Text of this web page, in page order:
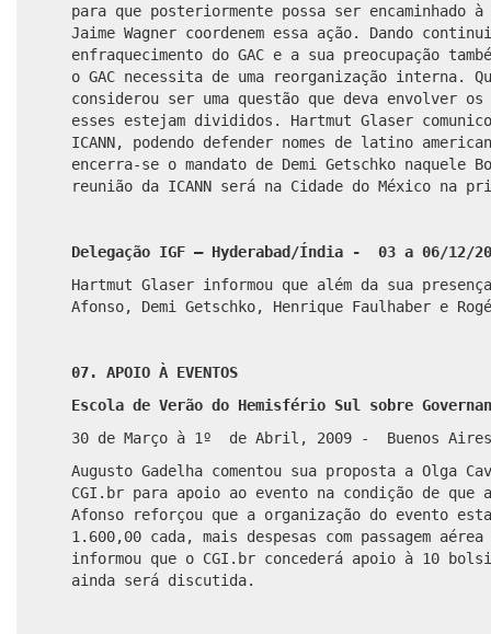
para que posteriormente possa ser encaminhado
Jaime Wagner coordenem essa ação. Dando
enfraquecimento do GAC e a sua preocupação
o GAC necessita de uma reorganização interna.
considerou ser uma questão que deva envolver
esses estejam divididos.
Hartmut Glaser
ICANN, podendo defender nomes de latino
encerra-se o mandato de Demi Getschko naquele
reunião da ICANN será na Cidade do México na
Delegação IGF – Hyderabad/Índia - 03 a 06/12/
Hartmut Glaser informou que além da sua
Afonso, Demi Getschko, Henrique Faulhaber e
07. APOIO À EVENTOS
Escola de Verão do Hemisfério Sul sobre
30 de Março à 1º de Abril, 2009 - Buenos
Augusto Gadelha comentou sua proposta a
CGI.br para apoio ao evento na condição de
Afonso reforçou que a organização do evento
1.600,00 cada, mais despesas com passagem
informou que o CGI.br concederá apoio à 10
ainda será discutida.